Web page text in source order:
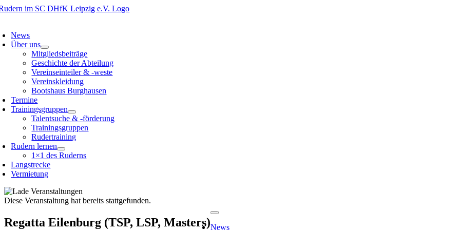
Zum
News
Über uns
Mitgliedsbeiträge
Geschichte der Abteilung
Vereinseinteiler & -weste
Vereinskleidung
Bootshaus Burghausen
Termine
Trainingsgruppen
Talentsuche & -förderung
Trainingsgruppen
Rudertraining
Rudern lernen
1×1 des Ruderns
Langstrecke
Vermietung
Diese Veranstaltung hat bereits stattgefunden.
Regatta Eilenburg (TSP, LSP, Masters) Toggle
Navigation
News